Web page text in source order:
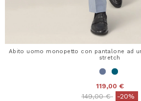
Abito uomo monopetto con pantalone ad
stretch
119,00 €
Price reduced from
149,00 €to-20%